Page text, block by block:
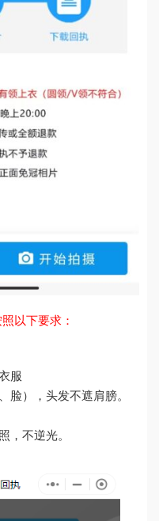
以下要求：
服
脸），头发不遮肩膀。
，不逆光。